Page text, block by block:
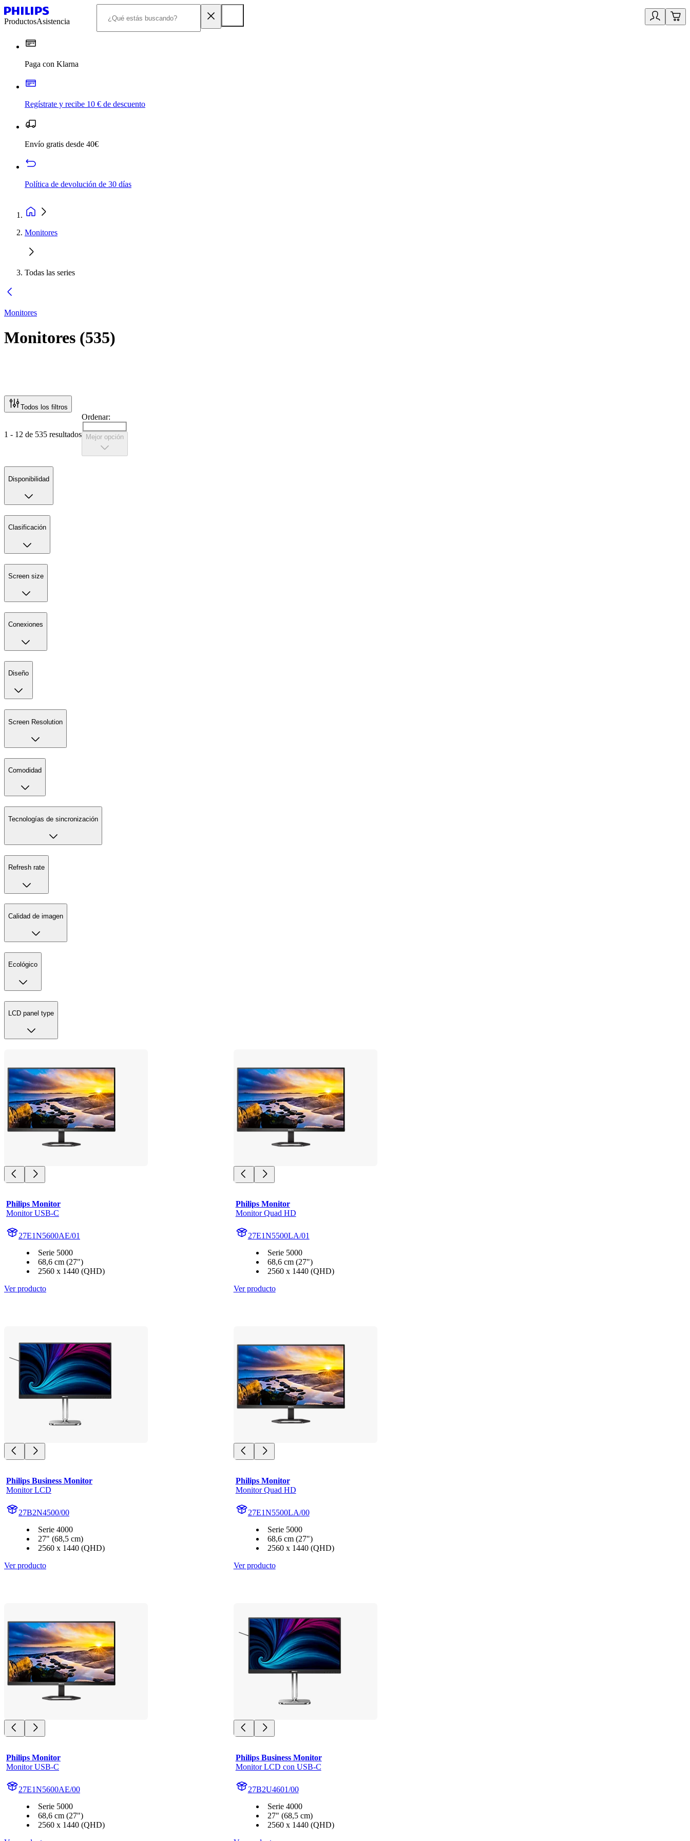
ProductosAsistencia
Paga con Klarna
Regístrate y recibe 10 € de descuento
Envío gratis desde 40€
Política de devolución de 30 días
Monitores
Todas las series
Monitores
Monitores (535)
Todos los filtros
1 - 12 de 535 resultados
Ordenar:
Mejor opción
Disponibilidad
Clasificación
Screen size
Conexiones
Diseño
Screen Resolution
Comodidad
Tecnologías de sincronización
Refresh rate
Calidad de imagen
Ecológico
LCD panel type
Philips Monitor
Monitor USB-C
27E1N5600AE/01
Serie 5000
68,6 cm (27")
2560 x 1440 (QHD)
Ver producto
Philips Monitor
Monitor Quad HD
27E1N5500LA/01
Serie 5000
68,6 cm (27")
2560 x 1440 (QHD)
Ver producto
Philips Business Monitor
Monitor LCD
27B2N4500/00
Serie 4000
27" (68,5 cm)
2560 x 1440 (QHD)
Ver producto
Philips Monitor
Monitor Quad HD
27E1N5500LA/00
Serie 5000
68,6 cm (27")
2560 x 1440 (QHD)
Ver producto
Philips Monitor
Monitor USB-C
27E1N5600AE/00
Serie 5000
68,6 cm (27")
2560 x 1440 (QHD)
Philips Business Monitor
Monitor LCD con USB-C
27B2U4601/00
Serie 4000
27" (68,5 cm)
2560 x 1440 (QHD)